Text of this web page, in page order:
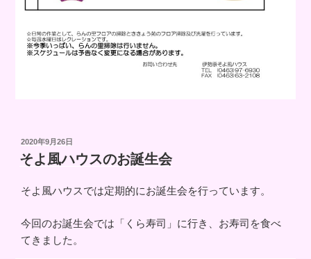
投
稿
日:
2020年9月26日
そよ風ハウスのお誕生会
そよ風ハウスでは定期的にお誕生会を行っています。
今回のお誕生会では「くら寿司」に行き、お寿司を食べ
てきました。